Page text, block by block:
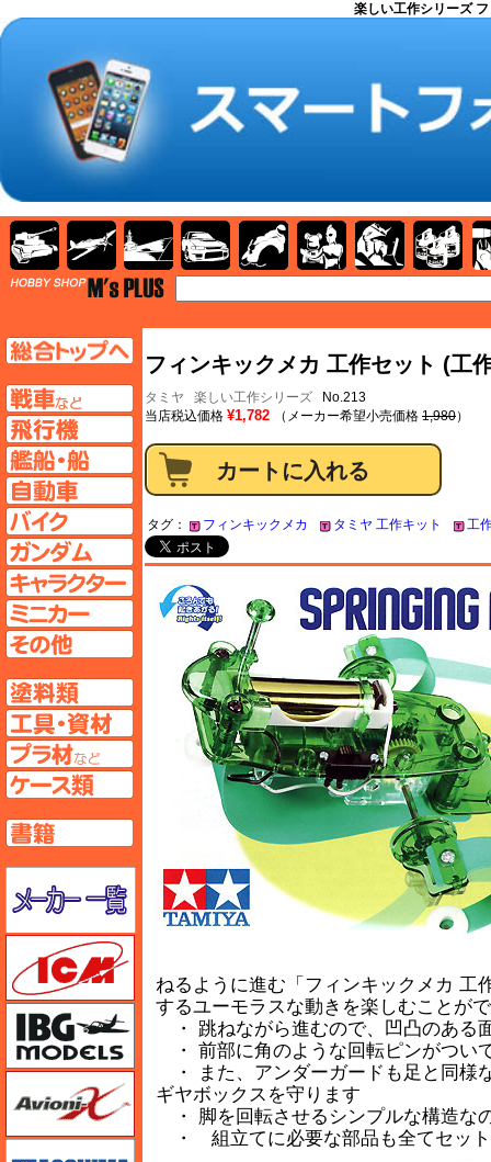
楽しい工作シリーズ
フィンキックメカ 工作セット (工
タミヤ 楽しい工作シリーズ No.213
当店税込価格 ¥1,782 （メーカー希望小売価格 1,980）
タグ： フィンキックメカ タミヤ 工作キット 工
ねるように進む「フィンキックメカ 工
するユーモラスな動きを楽しむことが
・ 跳ねながら進むので、凹凸のある
・ 前部に角のような回転ピンがつい
・ また、アンダーガードも足と同様
ギヤボックスを守ります
・ 脚を回転させるシンプルな構造な
・ 組立てに必要な部品も全てセット
AFV
飛行機ページへ
艦船ページへ
自動車ページへ
バイクページへ
ガンダムページへ
キャラクターページへ
ミニカーページへ
その他ページへ
塗料ページへ
工具ページへ
プラ材ページへ
ケースページへ
メーカー一覧のページはこちら
Avioni-X（アヴィオニクス）
AFV 飛行機 艦船 自動車 バイク キャラクターガンダム 塗料